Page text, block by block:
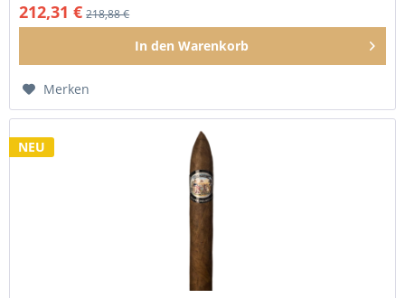
212,31 € 218,88 €
In den Warenkorb
Merken
NEU